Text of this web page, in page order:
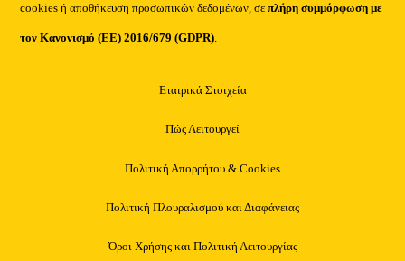
cookies ή αποθήκευση προσωπικών δεδομένων, σεπλήρη συμμόρφωση με
τον Κανονισμό (ΕΕ) 2016/679 (GDPR).
Εταιρικά Στοιχεία
Πώς Λειτουργεί
Πολιτική Απορρήτου & Cookies
Πολιτική Πλουραλισμού και Διαφάνειας
Όροι Χρήσης και Πολιτική Λειτουργίας